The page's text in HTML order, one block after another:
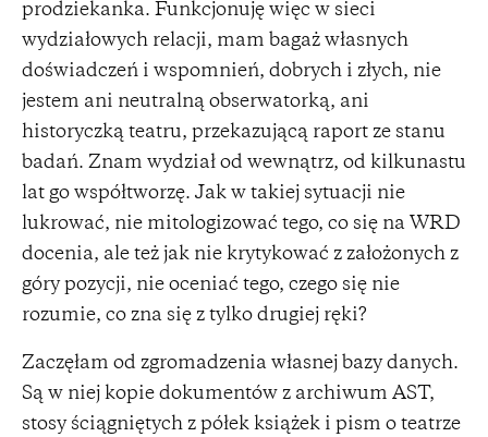
prodziekanka. Funkcjonuję więc w sieci
wydziałowych relacji, mam bagaż własnych
doświadczeń i wspomnień, dobrych i złych, nie
jestem ani neutralną obserwatorką, ani
historyczką teatru, przekazującą raport ze stanu
badań. Znam wydział od wewnątrz, od kilkunastu
lat go współtworzę. Jak w takiej sytuacji nie
lukrować, nie mitologizować tego, co się na WRD
docenia, ale też jak nie krytykować z założonych z
góry pozycji, nie oceniać tego, czego się nie
rozumie, co zna się z tylko drugiej ręki?
Zaczęłam od zgromadzenia własnej bazy danych.
Są w niej kopie dokumentów z archiwum AST,
stosy ściągniętych z półek książek i pism o teatrze